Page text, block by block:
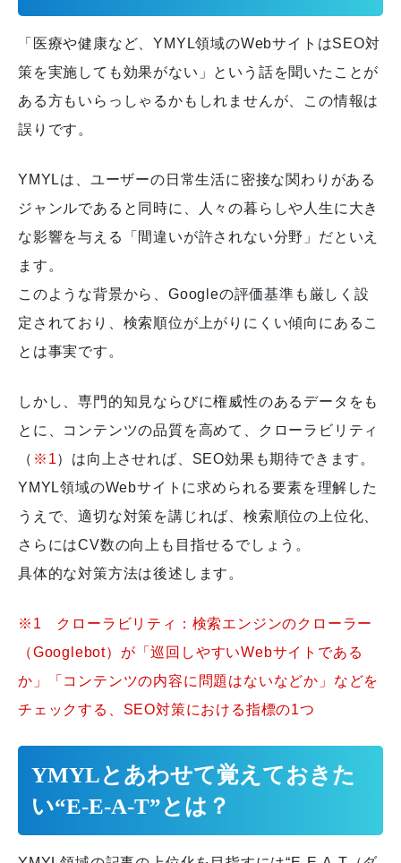
「医療や健康など、YMYL領域のWebサイトはSEO対
策を実施しても効果がない」という話を聞いたことが
ある方もいらっしゃるかもしれませんが、この情報は
誤りです。
YMYLは、ユーザーの日常生活に密接な関わりがある
ジャンルであると同時に、人々の暮らしや人生に大き
な影響を与える「間違いが許されない分野」だといえ
ます。
このような背景から、Googleの評価基準も厳しく設
定されており、検索順位が上がりにくい傾向にあるこ
とは事実です。
しかし、専門的知見ならびに権威性のあるデータをも
とに、コンテンツの品質を高めて、クローラビリティ
（ ※1）は向上させれば、SEO効果も期待できます。
YMYL領域のWebサイトに求められる要素を理解した
うえで、適切な対策を講じれば、検索順位の上位化、
さらにはCV数の向上も目指せるでしょう。
具体的な対策方法は後述します。
※1 クローラビリティ：検索エンジンのクローラー
（Googlebot）が「巡回しやすいWebサイトである
か」「コンテンツの内容に問題はないなどか」などを
チェックする、SEO対策における指標の1つ
YMYLとあわせて覚えておきた
い“E-E-A-T”とは？